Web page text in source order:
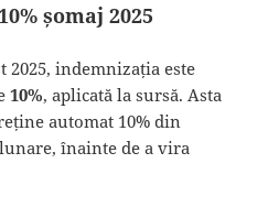
șomaj 2025
2025, indemnizația este
10%, aplicată la sursă. Asta
automat 10% din
înainte de a vira